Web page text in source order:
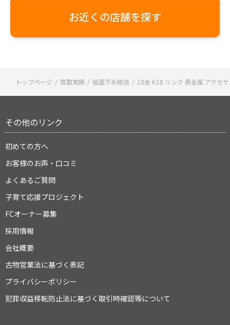
お近くの店舗を探す
トップページ 買取実績 稲里下氷鉋店 18金 K18 リング 貴金属 アクセ
その他のリンク
初めての方へ
お客様のお声・口コミ
よくあるご質問
子育て応援プロジェクト
FCオーナー募集
採用情報
会社概要
古物営業法に基づく表記
プライバシーポリシー
犯罪収益移転防止法に基づく取引時確認等について